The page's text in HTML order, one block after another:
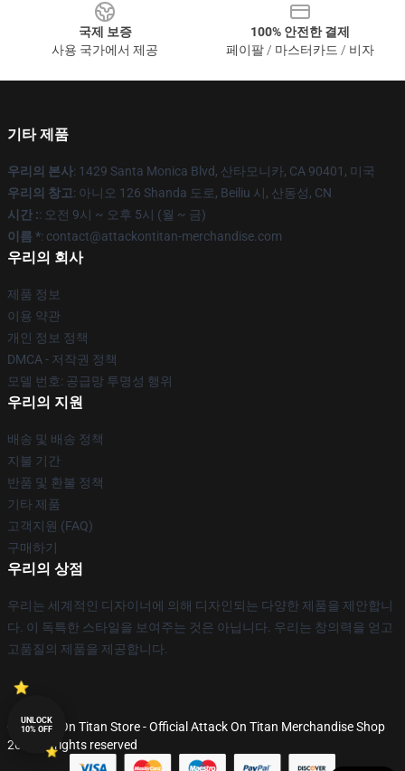
국제 보증
사용 국가에서 제공
100% 안전한 결제
페이팔 / 마스터카드 / 비자
기타 제품
우리의 본사: 1429 Santa Monica Blvd, 산타모니카, CA 90401, 미국
우리의 창고: 아니오 126 Shanda 도로, Beiliu 시, 산동성, CN
시간 :: 오전 9시 ~ 오후 5시 (월 ~ 금)
이름 *: contact@attackontitan-merchandise.com
우리의 회사
제품 정보
이용 약관
개인 정보 정책
DMCA - 저작권 정책
모델 번호: 공급망 투명성 행위
우리의 지원
배송 및 배송 정책
지불 기간
반품 및 환불 정책
기타 제품
고객지원 (FAQ)
구매하기
우리의 상점
우리는 세계적인 디자이너에 의해 디자인되는 다양한 제품을 제안합니
다. 이 독특한 스타일을 보여주는 것은 아닙니다. 우리는 창의력을 얻고
고품질의 제품을 제공합니다.
© Attack On Titan Store - Official Attack On Titan Merchandise Shop
2026 all rights reserved
UNLOCK
10% OFF